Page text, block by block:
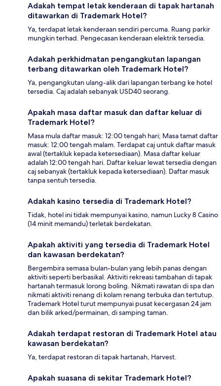
Adakah tempat letak kenderaan di tapak hartanah
ditawarkan di Trademark Hotel?
Ya, terdapat letak kenderaan sendiri percuma. Ruang parkir
mungkin terhad. Pengecasan kenderaan elektrik tersedia.
Adakah perkhidmatan pengangkutan lapangan
terbang ditawarkan oleh Trademark Hotel?
Ya, pengangkutan ulang-alik dari lapangan terbang ke hotel
tersedia. Caj adalah sebanyak USD40 seorang.
Apakah masa daftar masuk dan daftar keluar di
Trademark Hotel?
Masa mula daftar masuk: 12:00 tengah hari; Masa tamat daftar
masuk: 12:00 tengah malam. Terdapat caj untuk daftar masuk
awal (tertakluk kepada ketersediaan). Masa daftar keluar
adalah 12:00 tengah hari. Daftar keluar lewat tersedia dengan
caj sebanyak (tertakluk kepada ketersediaan). Daftar masuk
tanpa sentuh tersedia.
Adakah kasino tersedia di Trademark Hotel?
Tidak, hotel ini tidak mempunyai kasino, namun Lucky 8 Casino
(14 minit memandu) terletak berdekatan.
Apakah aktiviti yang tersedia di Trademark Hotel
dan kawasan berdekatan?
Bergembira semasa bulan-bulan yang lebih panas dengan
aktiviti seperti berbasikal. Aktiviti rekreasi tambahan di tapak
hartanah termasuk lorong boling. Nikmati rawatan di spa dan
nikmati aktiviti renang di kolam renang terbuka dan tertutup.
Trademark Hotel turut mempunyai pusat kecergasan 24 jam
dan bilik arked/permainan, di samping taman.
Adakah terdapat restoran di Trademark Hotel atau
kawasan berdekatan?
Ya, terdapat restoran di tapak hartanah, Harvest.
Apakah suasana di sekitar Trademark Hotel?